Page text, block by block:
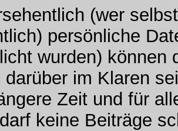
(wer
persönliche
wurden) können
darüber im Klaren
Zeit und für
keine Beiträge